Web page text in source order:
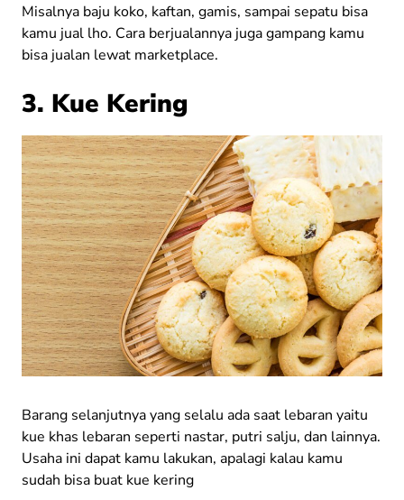
Misalnya baju koko, kaftan, gamis, sampai sepatu bisa
kamu jual lho. Cara berjualannya juga gampang kamu
bisa jualan lewat marketplace.
3. Kue Kering
Barang selanjutnya yang selalu ada saat lebaran yaitu
kue khas lebaran seperti nastar, putri salju, dan lainnya.
Usaha ini dapat kamu lakukan, apalagi kalau kamu
sudah bisa buat kue kering